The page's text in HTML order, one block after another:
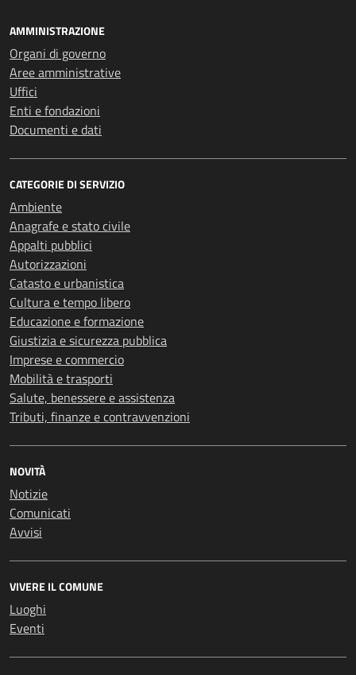
AMMINISTRAZIONE
Organi di governo
Aree amministrative
Uffici
Enti e fondazioni
Documenti e dati
CATEGORIE DI SERVIZIO
Ambiente
Anagrafe e stato civile
Appalti pubblici
Autorizzazioni
Catasto e urbanistica
Cultura e tempo libero
Educazione e formazione
Giustizia e sicurezza pubblica
Imprese e commercio
Mobilità e trasporti
Salute, benessere e assistenza
Tributi, finanze e contravvenzioni
NOVITÀ
Notizie
Comunicati
Avvisi
VIVERE IL COMUNE
Luoghi
Eventi